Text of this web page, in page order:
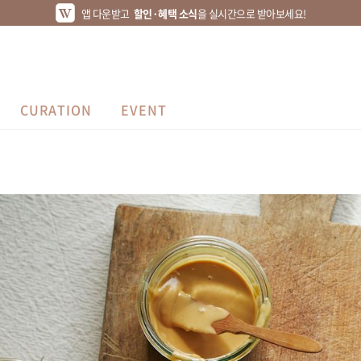
앱 다운받고 할인·혜택 소식을 실시간으로 받아보세요!
CURATION EVENT